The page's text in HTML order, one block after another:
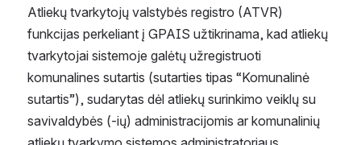
Atliekų tvarkytojų valstybės registro (ATVR)
funkcijas perkeliant į GPAIS užtikrinama, kad atliekų
tvarkytojai sistemoje galėtų užregistruoti
komunalines sutartis (sutarties tipas “Komunalinė
sutartis”), sudarytas dėl atliekų surinkimo veiklų su
savivaldybės (-ių) administracijomis ar komunalinių